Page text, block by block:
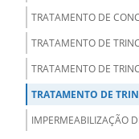
TRATAMENTO DE
TRATAMENTO DE
TRATAMENTO DE
TRATAMENTO DE
IMPERMEABILIZAÇÃO